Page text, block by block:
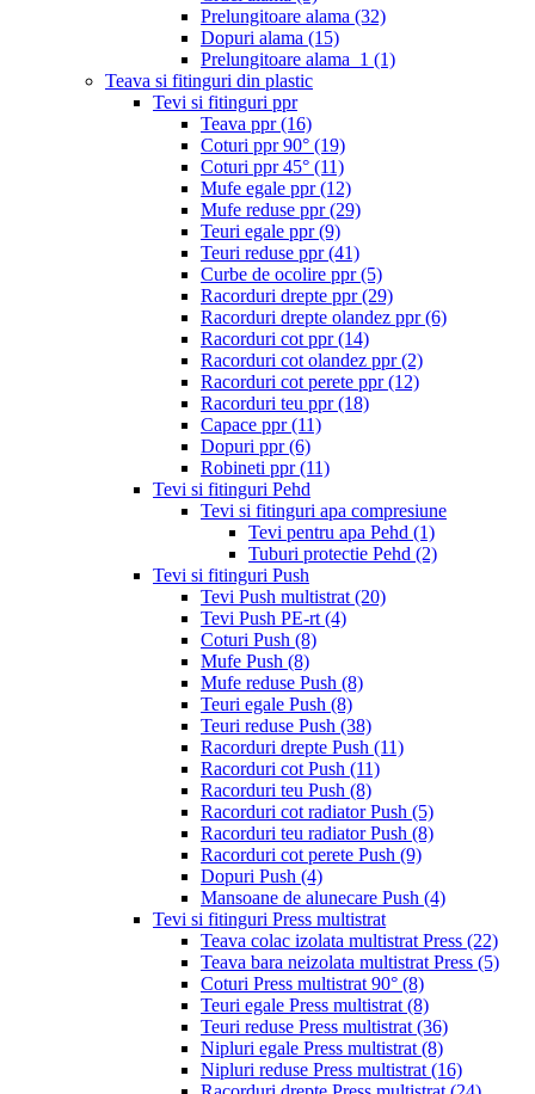
Prelungitoare alama (32)
Dopuri alama (15)
Prelungitoare alama_1 (1)
Teava si fitinguri din plastic
Tevi si fitinguri ppr
Teava ppr(16)
Coturi ppr 90° (19)
Coturi ppr 45° (11)
Mufe egale ppr(12)
Mufe reduse ppr(29)
Teuri egale ppr(9)
Teuri reduse ppr(41)
Curbe de ocolire ppr(5)
Racorduri drepte ppr(29)
Racorduri drepte olandez ppr(6)
Racorduri cot ppr(14)
Racorduri cot olandez ppr(2)
Racorduri cot perete ppr(12)
Racorduri teu ppr(18)
Capace ppr(11)
Dopuri ppr(6)
Robineti ppr(11)
Tevi si fitinguri Pehd
Tevi si fitinguri apa compresiune
Tevi pentru apa Pehd (1)
Tuburi protectie Pehd (2)
Tevi si fitinguri Push
Tevi Push multistrat (20)
Tevi Push PE-rt (4)
Coturi Push (8)
Mufe Push (8)
Mufe reduse Push (8)
Teuri egale Push (8)
Teuri reduse Push (38)
Racorduri drepte Push (11)
Racorduri cot Push (11)
Racorduri teu Push (8)
Racorduri cot radiator Push (5)
Racorduri teu radiator Push (8)
Racorduri cot perete Push (9)
Dopuri Push (4)
Mansoane de alunecare Push (4)
Tevi si fitinguri Press multistrat
Teava colac izolata multistrat Press (22)
Teava bara neizolata multistrat Press (5)
Coturi Press multistrat 90° (8)
Teuri egale Press multistrat (8)
Teuri reduse Press multistrat (36)
Nipluri egale Press multistrat (8)
Nipluri reduse Press multistrat (16)